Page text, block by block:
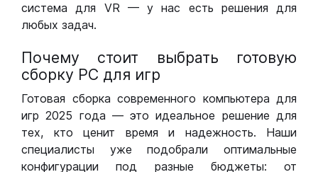
система для VR — у нас есть решения для
любых задач.
Почему стоит выбрать готовую
сборку РС для игр
Готовая сборка современного компьютера для
игр 2025 года — это идеальное решение для
тех, кто ценит время и надежность. Наши
специалисты уже подобрали оптимальные
конфигурации под разные бюджеты: от